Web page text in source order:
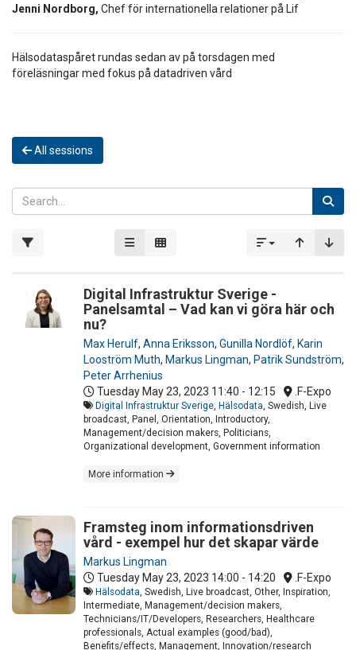
Jenni Nordborg, Chef för internationella relationer på Lif
Hälsodataspåret rundas sedan av på torsdagen med
föreläsningar med fokus på datadriven vård
All sessions
Digital Infrastruktur Sverige -
Panelsamtal – Vad kan vi göra här och
nu?
Max Herulf, Anna Eriksson, Gunilla Nordlöf, Karin
Looström Muth, Markus Lingman, Patrik Sundström,
Peter Arrhenius
Tuesday May 23, 2023 11:40 - 12:15 .F-Expo
Digital Infrastruktur Sverige Hälsodata , Swedish, Live
broadcast, Panel, Orientation, Introductory,
Management/decision makers, Politicians,
Organizational development, Government information
More information
Framsteg inom informationsdriven
vård - exempel hur det skapar värde
Markus Lingman
Tuesday May 23, 2023 14:00 - 14:20 .F-Expo
Hälsodata , Swedish, Live broadcast, Other, Inspiration,
Intermediate, Management/decision makers,
Technicians/IT/Developers, Researchers, Healthcare
professionals, Actual examples (good/bad),
Benefits/effects, Management, Innovation/research